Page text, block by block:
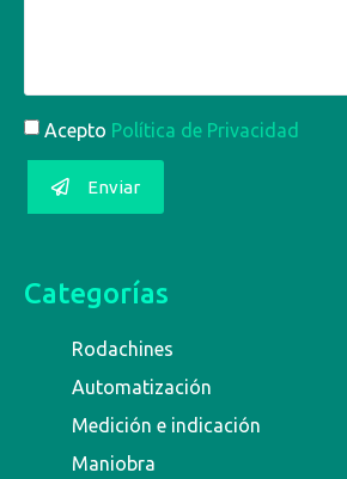
Acepto Política de Privacidad
Enviar
Categorías
Rodachines
Automatización
Medición e indicación
Maniobra